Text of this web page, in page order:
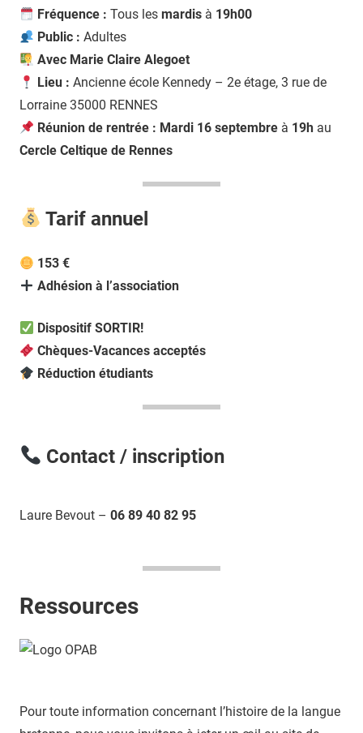
Fréquence : Tous lesmardis à 19h00
Public : Adultes
Avec Marie Claire Alegoet
Lieu : Ancienne école Kennedy – 2e étage, 3 rue de
Lorraine 35000 RENNES
Réunion de rentrée : Mardi 16 septembre à 19h au
Cercle Celtique de Rennes
Tarif annuel
153 €
Adhésion à l’association
Dispositif SORTIR!
Chèques-Vacances acceptés
Réduction étudiants
Contact / inscription
Laure Bevout – 06 89 40 82 95
Ressources
Pour toute information concernant l’histoire de la langue